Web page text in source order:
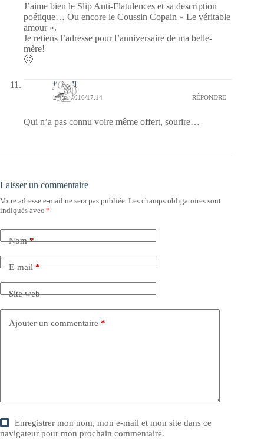
J’aime bien le Slip Anti-Flatulences et sa description
poétique… Ou encore le Coussin Copain « Le véritable
amour ».
Je retiens l’adresse pour l’anniversaire de ma belle-
mère!
🙂
jill bill
21/12/2016/17:14 RÉPONDRE
Qui n’a pas connu voire même offert, sourire…
Laisser un commentaire
Votre adresse e-mail ne sera pas publiée. Les champs obligatoires sont
indiqués avec *
Nom*
E-mail*
Site web
Ajouter un commentaire *
Enregistrer mon nom, mon e-mail et mon site dans ce
navigateur pour mon prochain commentaire.